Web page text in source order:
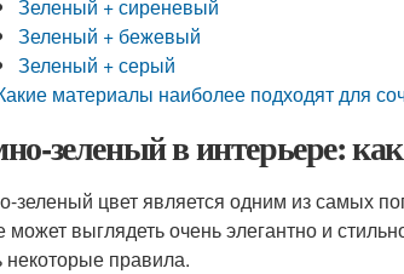
Зеленый + сиреневый
Зеленый + бежевый
Зеленый + серый
материалы наиболее подходят для
зеленый в интерьере:
зеленый цвет является одним из самых
может выглядеть очень элегантно и
некоторые правила.